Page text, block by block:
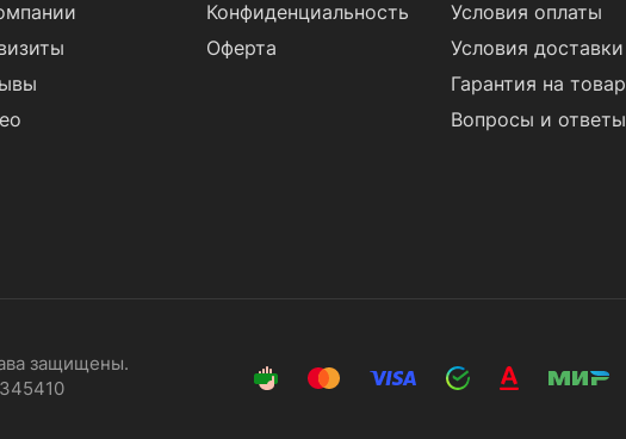
Конфиденциальность
Оферта
Условия оплаты
Условия доставки
Гарантия на товар
Вопросы и ответы
защищены.